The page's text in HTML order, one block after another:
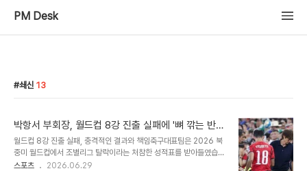
PM Desk
쇄신 13
박항서 부회장, 월드컵 8강 진출 실패에 '뼈 깎는 반
성' 약속하며 대국민 사과
월드컵 8강 진출 실패, 충격적인 결과와 책임축구대표팀은 2026 북
중미 월드컵에서 조별리그 탈락이라는 처참한 성적표를 받아들였습니
다. 최상의 조편성이라는 평가 속에서 체코와의 1차전을 잡아내며 기
스포츠 2026.06.29